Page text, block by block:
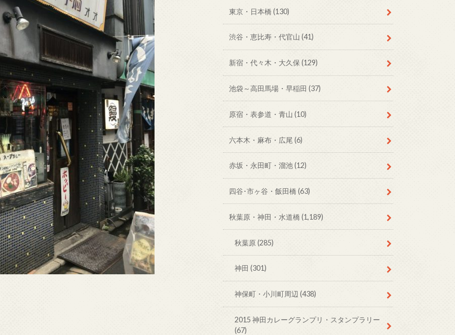
東京・日本橋 (130)
渋谷・恵比寿・代官山 (41)
新宿・代々木・大久保 (129)
池袋～高田馬場・早稲田 (37)
原宿・表参道・青山 (10)
六本木・麻布・広尾 (6)
赤坂・永田町・溜池(12)
四谷･市ヶ谷・飯田橋 (63)
秋葉原・神田・水道橋 (1,189)
秋葉原(285)
神田(301)
神保町・小川町周辺(438)
2015 神田カレーグランプリ・スタンプラリー
(67)